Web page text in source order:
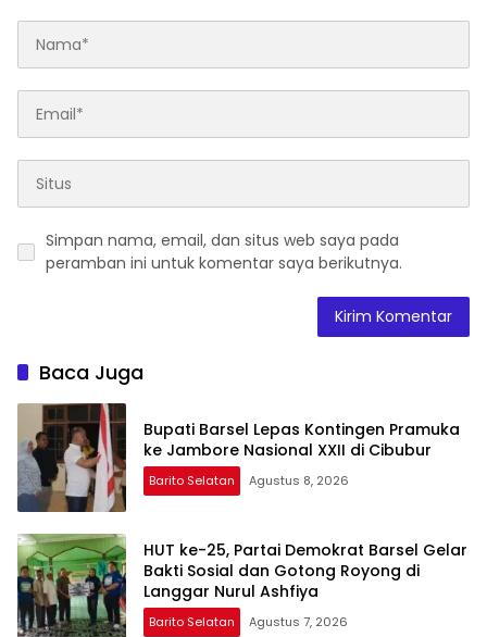
Simpan nama, email, dan situs web saya pada
peramban ini untuk komentar saya berikutnya.
Baca Juga
Bupati Barsel Lepas Kontingen Pramuka
ke Jambore Nasional XXII di Cibubur
Barito Selatan Agustus 8, 2026
HUT ke-25, Partai Demokrat Barsel Gelar
Bakti Sosial dan Gotong Royong di
Langgar Nurul Ashfiya
Barito Selatan Agustus 7, 2026